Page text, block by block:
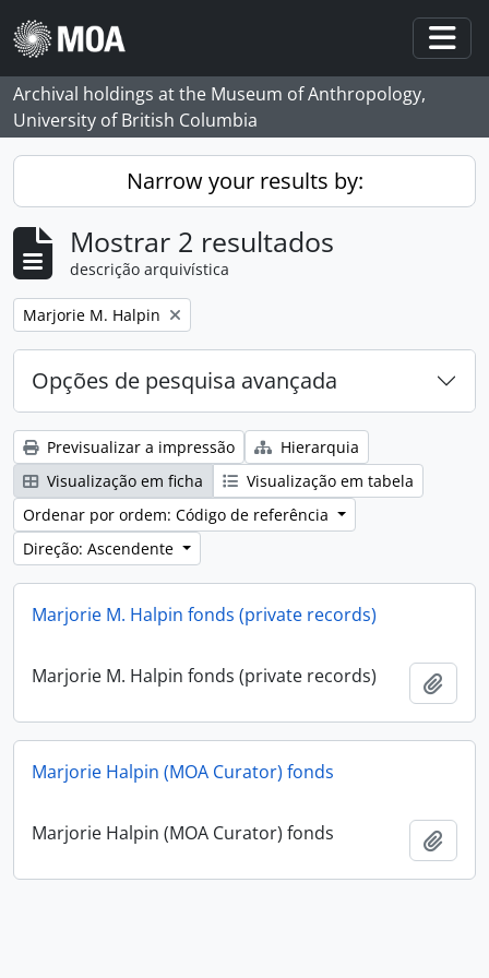
Skip to main content
Archival holdings at the Museum of Anthropology,
University of British Columbia
Narrow your results by:
Mostrar 2 resultados
descrição arquivística
Remove filter:
Marjorie M. Halpin
Opções de pesquisa avançada
Previsualizar a impressão
Hierarquia
Visualização em ficha
Visualização em tabela
Ordenar por ordem: Código de referência
Direção: Ascendente
Marjorie M. Halpin fonds (private records)
Marjorie M. Halpin fonds (private records)
Marjorie Halpin (MOA Curator) fonds
Marjorie Halpin (MOA Curator) fonds